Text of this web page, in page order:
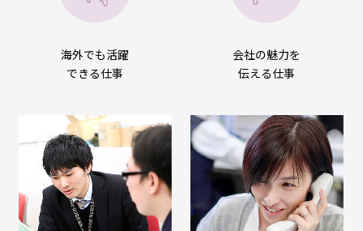
海外でも活躍
できる仕事
会社の魅力を
伝える仕事